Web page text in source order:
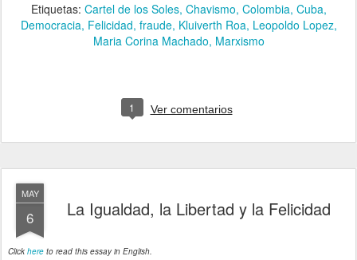
Etiquetas: Cartel de los Soles Chavismo Colombia Cuba
Democracia Felicidad fraude Kluiverth Roa Leopoldo Lopez
Maria Corina Machado Marxismo
1 Ver comentarios
MAY
6 La Igualdad, la Libertad y la Felicidad
Click here to read this essay in English.